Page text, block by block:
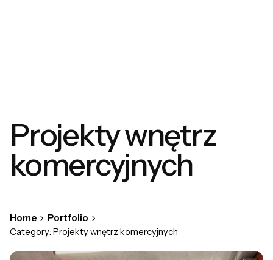
Projekty wnętrz
komercyjnych
Home
Portfolio
Category: Projekty wnętrz komercyjnych